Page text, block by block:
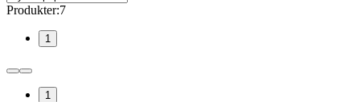
Produkter:7
1
1